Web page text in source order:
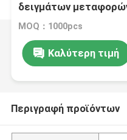
δειγμάτων
MOQ：1000pcs
Καλύτερη τιμή
Περιγραφή προϊόντων